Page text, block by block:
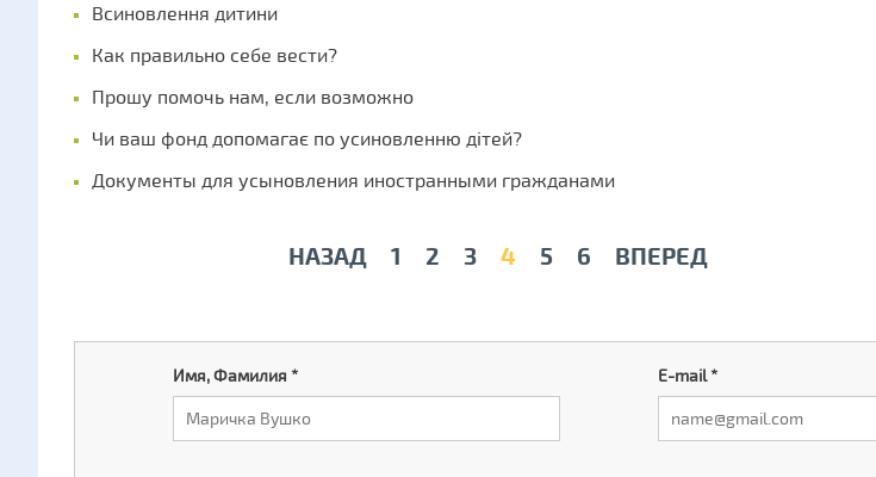
Всиновлення дитини
Как правильно себе вести?
Прошу помочь нам, если возможно
Чи ваш фонд допомагає по усиновленню дітей?
Документы для усыновления иностранными гражданами
НАЗАД 1 2 3 4 5 6 ВПЕРЕД
Имя, Фамилия * E-mail*